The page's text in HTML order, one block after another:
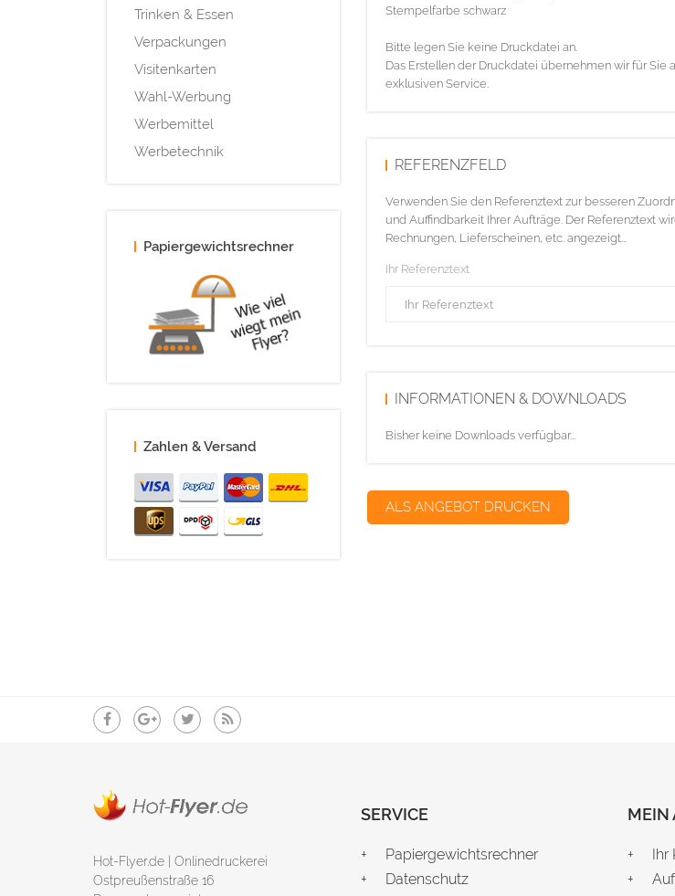
Trinken & Essen
Verpackungen
Visitenkarten
Wahl-Werbung
Werbemittel
Werbetechnik
Papiergewichtsrechner
Zahlen & Versand
Stempelfarbe schwarz
Bitte legen Sie keine Druckdatei an.
Das Erstellen der Druckdatei übernehmen wir für Sie
exklusiven Service.
REFERENZFELD
Verwenden Sie den Referenztext zur besseren
und Auffindbarkeit Ihrer Aufträge. Der Referenztext
Rechnungen, Lieferscheinen, etc. angezeigt...
Ihr Referenztext
INFORMATIONEN & DOWNLOADS
Bisher keine Downloads verfügbar...
ALS ANGEBOT DRUCKEN
Hot-Flyer.de | Onlinedruckerei
Ostpreußenstraße 16
SERVICE
Papiergewichtsrechner
Datenschutz
MEIN
Ihr